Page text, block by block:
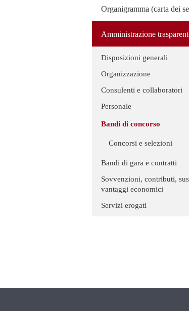
Organigramma (carta dei
Amministrazione
Disposizioni generali
Organizzazione
Consulenti e collaboratori
Personale
Bandi di concorso
Concorsi e selezioni
Bandi di gara e contratti
Sovvenzioni, contributi,
vantaggi economici
Servizi erogati